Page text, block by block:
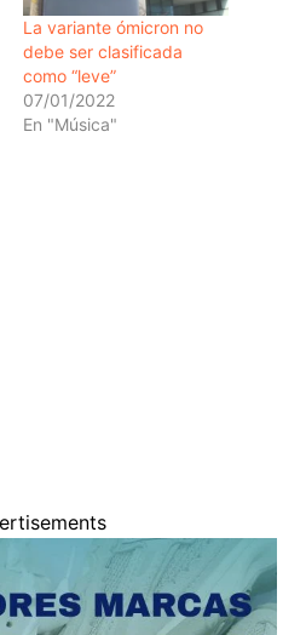
La variante ómicron no
debe ser clasificada
como “leve”
07/01/2022
En "Música"